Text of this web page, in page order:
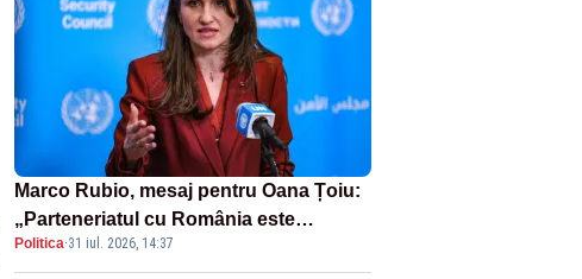
Marco Rubio, mesaj pentru Oana Țoiu:
„Parteneriatul cu România este
puternic și prețuit”
Politica·31 iul. 2026, 14:37